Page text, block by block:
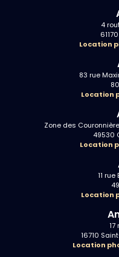
4
Location
83 rue
Location
Zone des
49530
Location
11
Location
17
16710
Location